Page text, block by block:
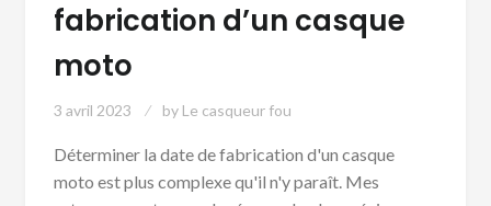
fabrication d’un casque
moto
3 avril 2023 by Le casqueur fou
Déterminer la date de fabrication d'un casque
moto est plus complexe qu'il n'y paraît. Mes